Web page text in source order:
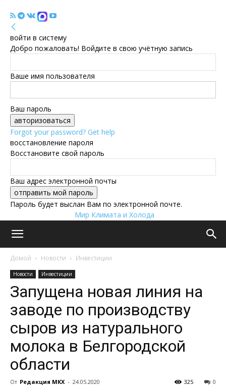
войти в систему
Добро пожаловать! Войдите в свою учётную запись
Ваше имя пользователя
Ваш пароль
Forgot your password? Get help
восстановление пароля
Восстановите свой пароль
Ваш адрес электронной почты
Пароль будет выслан Вам по электронной почте.
Мир Климата и Холода
Домой Новости Инвестиции
Новости Инвестиции
Запущена новая линия на
заводе по производству
сыров из натурального
молока в Белгородской
области
От Редакция МКХ - 24.05.2020 0
325